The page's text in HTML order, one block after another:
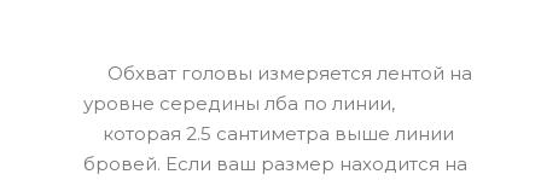
Обхват головы измеряется лентой на
уровне середины лба по линии,
которая 2.5 сантиметра выше линии
бровей. Если ваш размер находится на